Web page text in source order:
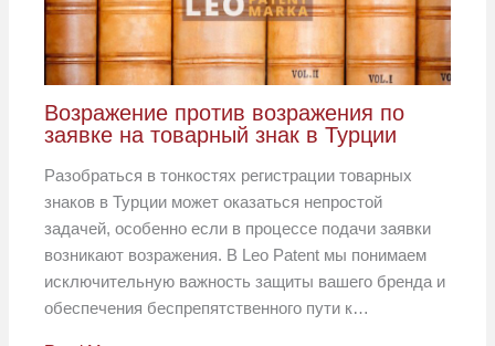
Возражение против возражения по
заявке на товарный знак в Турции
Разобраться в тонкостях регистрации товарных
знаков в Турции может оказаться непростой
задачей, особенно если в процессе подачи заявки
возникают возражения. В Leo Patent мы понимаем
исключительную важность защиты вашего бренда и
обеспечения беспрепятственного пути к…